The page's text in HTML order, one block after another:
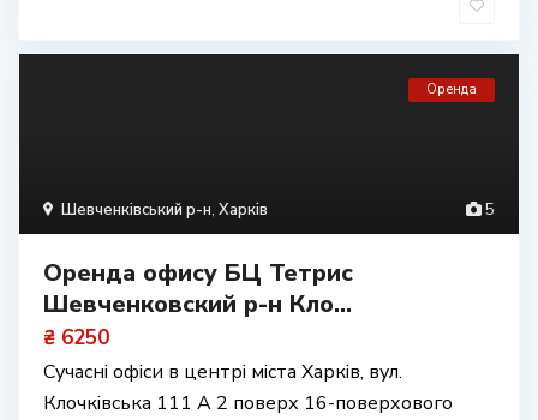
5
Шевченківський р-н, Харків
Оренда
Оренда офису БЦ Тетрис
Шевченковский р-н Кло...
₴ 6250
Сучасні офіси в центрі міста Харків, вул.
Клочківська 111 А 2 поверх 16-поверхового